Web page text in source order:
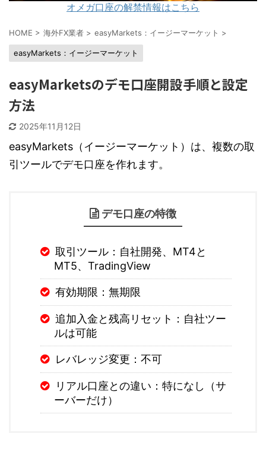
オメガ口座の解禁情報はこちら
HOME > 海外FX業者 > easyMarkets：イージーマーケット >
easyMarkets：イージーマーケット
easyMarketsのデモ口座開設手順と設定
方法
2025年11月12日
easyMarkets（イージーマーケット）は、複数の取
引ツールでデモ口座を作れます。
デモ口座の特徴
取引ツール：自社開発、MT4と
MT5、TradingView
有効期限：無期限
追加入金と残高リセット：自社ツー
ルは可能
レバレッジ変更：不可
リアル口座との違い：特になし（サ
ーバーだけ）